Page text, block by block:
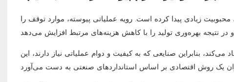
زیادی پیدا کرده است. رویه عملیاتی پیوسته، موارد توقف را
بنابراین صنایعی که به کیفیت و دوام عملیاتی نیاز دارند، این